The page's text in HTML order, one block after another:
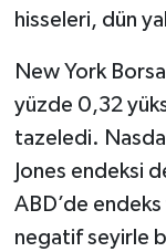
hisseleri, dün
New York
yüzde 0,32
tazeledi.
Jones endeksi
ABD’de
negatif seyirle